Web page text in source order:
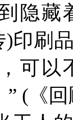
隐藏
)印刷
可以
” ( 《